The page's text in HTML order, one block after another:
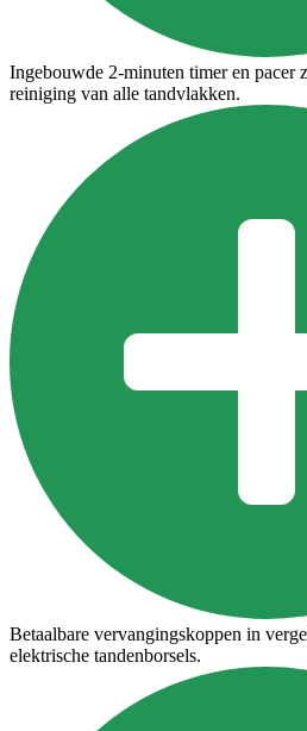
Ingebouwde 2-minuten timer en pacer
reiniging van alle tandvlakken.
Betaalbare vervangingskoppen in
elektrische tandenborsels.